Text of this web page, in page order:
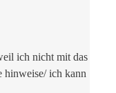
ich nicht mit das
hinweise/ ich kann